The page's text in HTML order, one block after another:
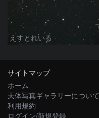
えすとれいる
サイトマップ
ホーム
天体写真ギャラリーについて
利用規約
ログイン/新規登録